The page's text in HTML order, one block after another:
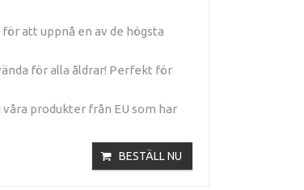
att uppnå en av de högsta
för alla åldrar! Perfekt för
produkter från EU som har
BESTÄLL NU